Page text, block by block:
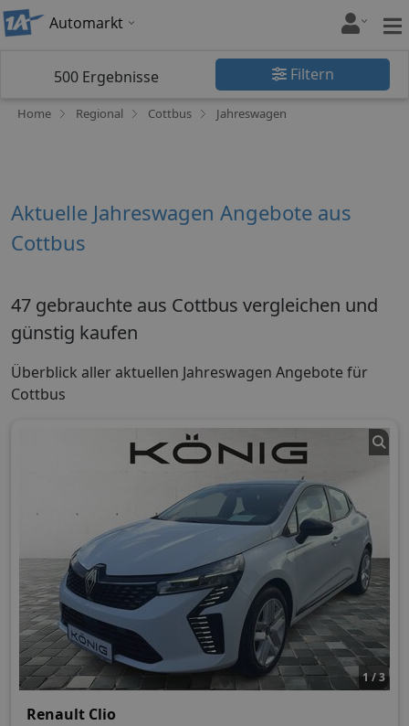
Automarkt
500 Ergebnisse Filtern
Home Regional Cottbus Jahreswagen
Aktuelle Jahreswagen Angebote aus
Cottbus
47 gebrauchte aus Cottbus vergleichen und
günstig kaufen
Überblick aller aktuellen Jahreswagen Angebote für
Cottbus
1 / 3
Renault Clio